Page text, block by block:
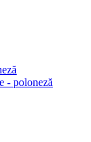
- poloneză